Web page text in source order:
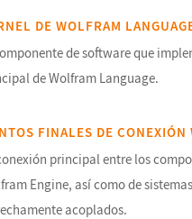
DE WOLFRAM
de software que
de Wolfram Language.
FINALES DE CONEXIÓN
principal entre los
Engine, así como de
acoplados.